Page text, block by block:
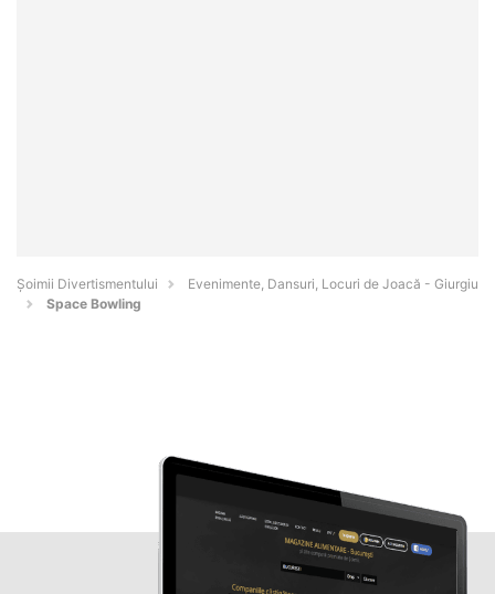
Şoimii Divertismentului
Evenimente, Dansuri, Locuri de Joacă - Giurgiu
Space Bowling